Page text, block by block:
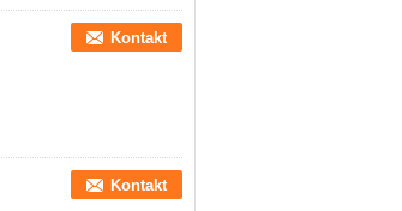
Kontakt
Kontakt